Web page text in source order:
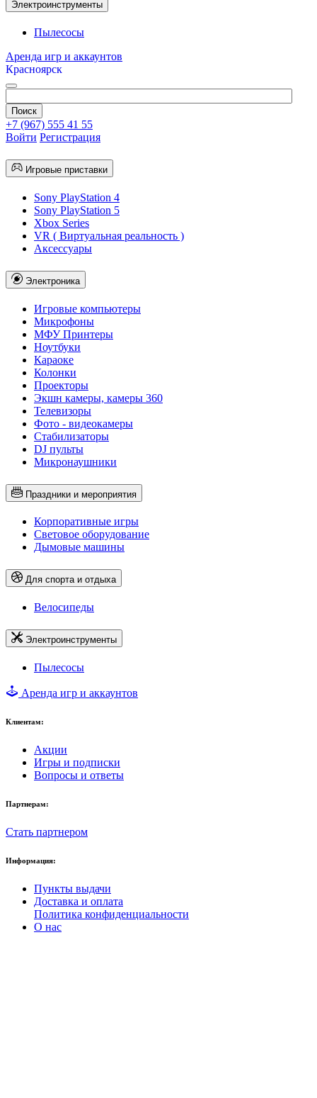
Электроинструменты
Пылесосы
Аренда игр и аккаунтов
Красноярск
+7 (967) 555 41 55
Войти Регистрация
Игровые приставки
Sony PlayStation 4
Sony PlayStation 5
Xbox Series
VR ( Виртуальная реальность )
Аксессуары
Электроника
Игровые компьютеры
Микрофоны
МФУ Принтеры
Ноутбуки
Караоке
Колонки
Проекторы
Экшн камеры, камеры 360
Телевизоры
Фото - видеокамеры
Стабилизаторы
DJ пульты
Микронаушники
Праздники и мероприятия
Корпоративные игры
Световое оборудование
Дымовые машины
Для спорта и отдыха
Велосипеды
Электроинструменты
Пылесосы
Аренда игр и аккаунтов
Клиентам:
Акции
Игры и подписки
Вопросы и ответы
Партнерам:
Стать партнером
Информация:
Пункты выдачи
Доставка и оплата
Политика конфиденциальности
О нас